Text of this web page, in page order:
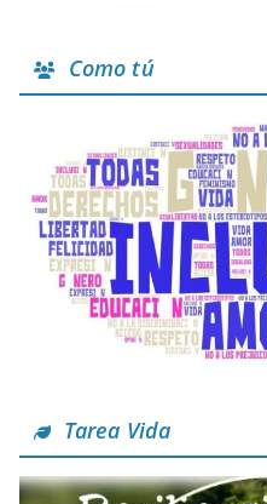
Como tú
Tarea Vida